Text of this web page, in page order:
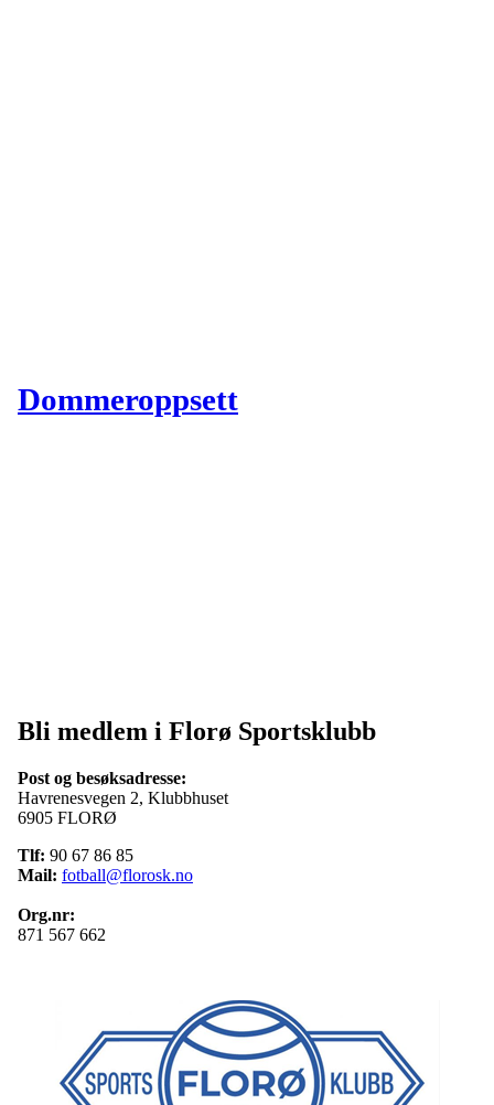
Dommeroppsett
Bli medlem i Florø Sportsklubb
Post og besøksadresse:
Havrenesvegen 2, Klubbhuset
6905 FLORØ
Tlf: 90 67 86 85
Mail: fotball@florosk.no
Org.nr:
871 567 662